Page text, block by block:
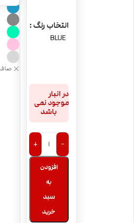
انتخاب رنگ
BLUE
صاف
در انبار
موجود نمی
باشد
-
+
افزودن
به
سبد
خرید